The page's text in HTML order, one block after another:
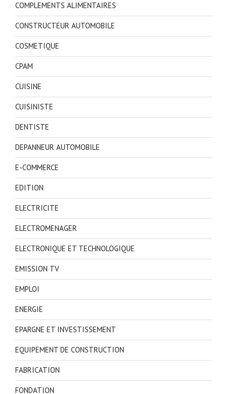
COMPLEMENTS ALIMENTAIRES
CONSTRUCTEUR AUTOMOBILE
COSMETIQUE
CPAM
CUISINE
CUISINISTE
DENTISTE
DEPANNEUR AUTOMOBILE
E-COMMERCE
EDITION
ELECTRICITE
ELECTROMENAGER
ELECTRONIQUE ET TECHNOLOGIQUE
EMISSION TV
EMPLOI
ENERGIE
EPARGNE ET INVESTISSEMENT
EQUIPEMENT DE CONSTRUCTION
FABRICATION
FONDATION